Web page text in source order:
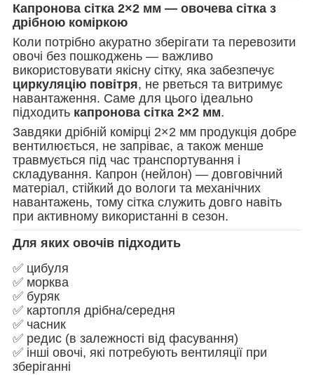
Капронова сітка 2×2 мм — овочева сітка з
дрібною коміркою
Коли потрібно акуратно зберігати та перевозити
овочі без пошкоджень — важливо
використовувати якісну сітку, яка забезпечує
циркуляцію повітря, не рветься та витримує
навантаження. Саме для цього ідеально
підходить капронова сітка 2×2 мм.
Завдяки дрібній комірці 2×2 мм продукція добре
вентилюється, не запріває, а також менше
травмується під час транспортування і
складування. Капрон (нейлон) — довговічний
матеріал, стійкий до вологи та механічних
навантажень, тому сітка служить довго навіть
при активному використанні в сезон.
Для яких овочів підходить
✅ цибуля
✅ морква
✅ буряк
✅ картопля дрібна/середня
✅ часник
✅ редис (в залежності від фасування)
✅ інші овочі, які потребують вентиляції при
зберіганні